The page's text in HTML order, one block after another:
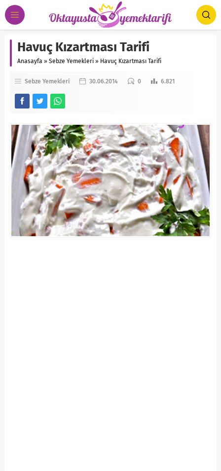
Havuç Kızartması Tarifi
Anasayfa » Sebze Yemekleri » Havuç Kızartması Tarifi
Sebze Yemekleri 30.06.2014 0 6.821